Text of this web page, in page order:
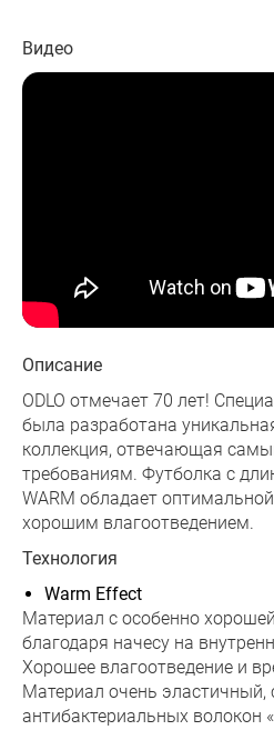
Видео
Описание
ODLO отмечает 70 лет!
была разработана
коллекция, отвечающая
требованиям. Футболка с
WARM обладает
хорошим влагоотведением.
Технология
Warm Effect
Материал с особенно
благодаря начесу на
Хорошее влагоотведение и
Материал очень эластичный,
антибактериальных волокон